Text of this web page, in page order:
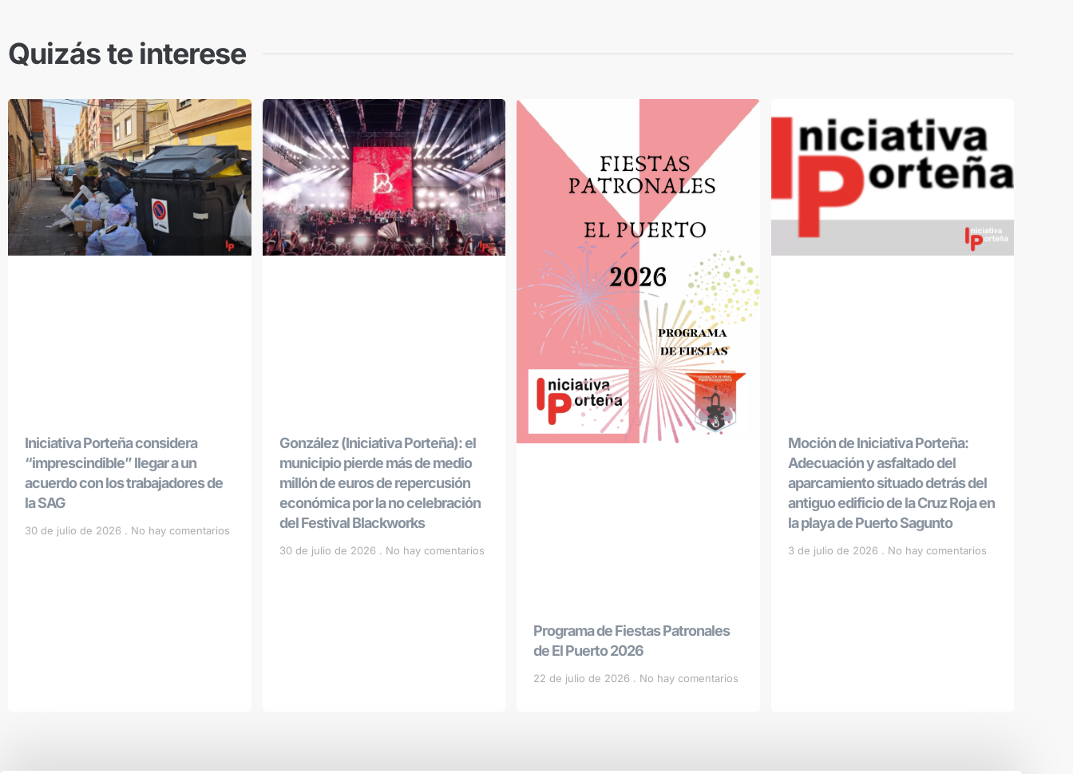
Quizás te interese
Iniciativa Porteña considera
“imprescindible” llegar a un
acuerdo con los trabajadores de
la SAG
30 de julio de 2026 No hay comentarios
González (Iniciativa Porteña): el
municipio pierde más de medio
millón de euros de repercusión
económica por la no celebración
del Festival Blackworks
30 de julio de 2026 No hay comentarios
Programa de Fiestas Patronales
de El Puerto 2026
22 de julio de 2026 No hay comentarios
Moción de Iniciativa Porteña:
Adecuación y asfaltado del
aparcamiento situado detrás del
antiguo edificio de la Cruz Roja en
la playa de Puerto Sagunto
3 de julio de 2026 No hay comentarios